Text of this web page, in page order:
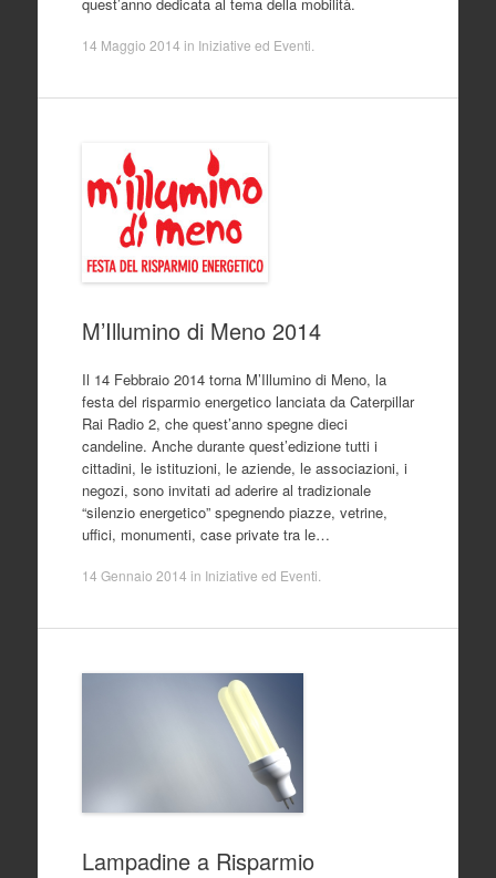
14 Maggio 2014 in Iniziative ed Eventi
M’Illumino di Meno 2014
Il 14 Febbraio 2014 torna M’Illumino di Meno, la
festa del risparmio energetico lanciata da Caterpillar
Rai Radio 2, che quest’anno spegne dieci
candeline. Anche durante quest’edizione tutti i
cittadini, le istituzioni, le aziende, le associazioni, i
negozi, sono invitati ad aderire al tradizionale
“silenzio energetico” spegnendo piazze, vetrine,
uffici, monumenti, case private tra le…
14 Gennaio 2014 in Iniziative ed Eventi
Lampadine a Risparmio